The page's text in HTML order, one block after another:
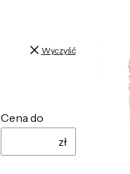
Wyczyść
Cena do
zł